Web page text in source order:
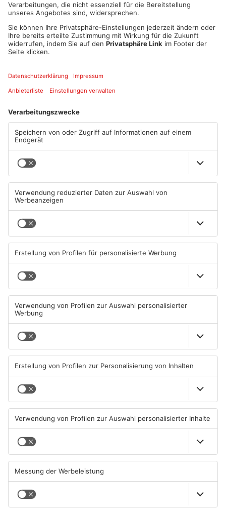
Mehr aus Kreis
Miltenberg
Miltenberg: Alkoholisierter
Rentner überschlägt sich bei
Autounfall
04.08.2026, 13:30 UHR IN KREIS
MILTENBERG
Zustand des Faulbacher
werden
04.08.2026, 06:33 UHR IN KREIS
MILTENBERG
Sommerliche Temperaturen
01.08.2026, 21:20 UHR IN KREIS
Straße bei Windischbuchen
31.07.2026, 11:48 UHR IN KREIS